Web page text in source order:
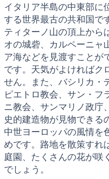
イタリア半島の中東部に
する世界最古の共和国で
ティターノ山の頂上から
オの城砦、カルペーニャ
ア海などを見渡すことが
です。天気がよければク
せん。また、バシリカ・
ピエトロ教会、サン・フ
ニ教会、サンマリノ政庁
史的建造物が見物できる
中世ヨーロッパの風情を
めです。路地を散策すれ
庭園、たくさんの花が咲
でしょう。